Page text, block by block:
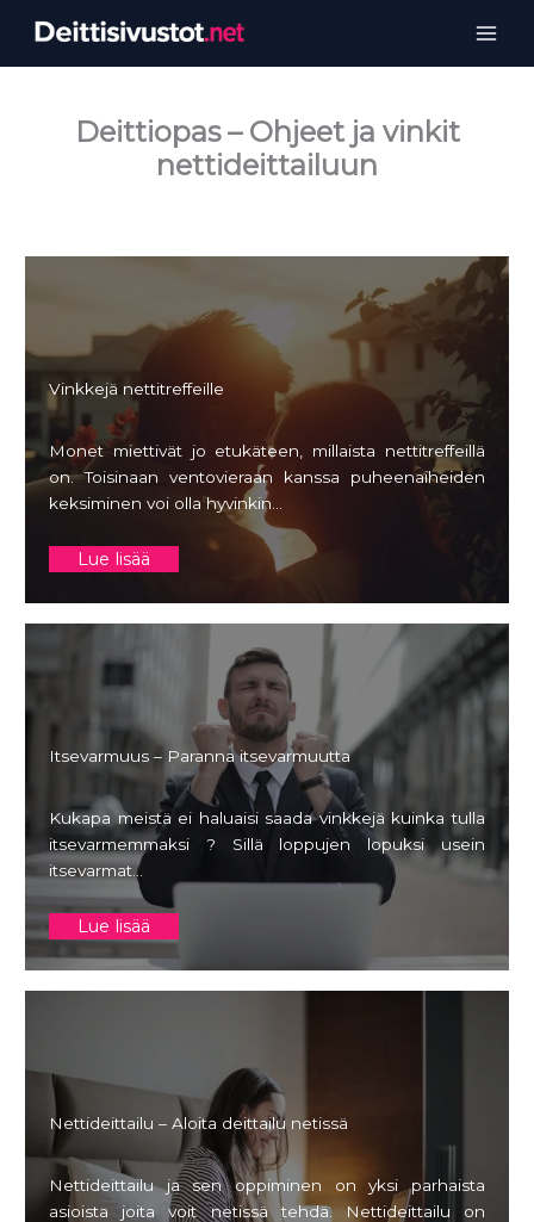
sisältöön
Deittiopas – Ohjeet ja vinkit
nettideittailuun
Vinkkejä nettitreffeille
Monet miettivät jo etukäteen, millaista nettitreffeillä
on. Toisinaan ventovieraan kanssa puheenaiheiden
keksiminen voi olla hyvinkin…
Lue lisää
Itsevarmuus – Paranna itsevarmuutta
Kukapa meistä ei haluaisi saada vinkkejä kuinka tulla
itsevarmemmaksi ? Sillä loppujen lopuksi usein
itsevarmat…
Lue lisää
Nettideittailu – Aloita deittailu netissä
Nettideittailu ja sen oppiminen on yksi parhaista
asioista joita voit netissä tehdä. Nettideittailu on